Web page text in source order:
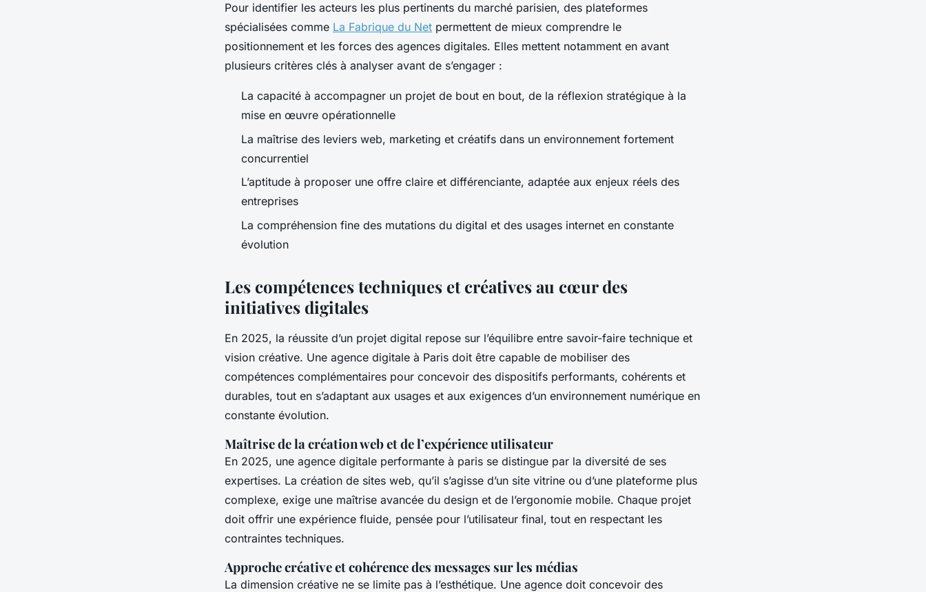
Pour identifier les acteurs les plus pertinents du marché parisien, des plateformes
spécialisées comme La Fabrique du Net permettent de mieux comprendre le
positionnement et les forces des agences digitales. Elles mettent notamment en avant
plusieurs critères clés à analyser avant de s’engager :
La capacité à accompagner un projet de bout en bout, de la réflexion stratégique à la
mise en œuvre opérationnelle
La maîtrise des leviers web, marketing et créatifs dans un environnement fortement
concurrentiel
L’aptitude à proposer une offre claire et différenciante, adaptée aux enjeux réels des
entreprises
La compréhension fine des mutations du digital et des usages internet en constante
évolution
Les compétences techniques et créatives au cœur des
initiatives digitales
En 2025, la réussite d’un projet digital repose sur l’équilibre entre savoir-faire technique et
vision créative. Une agence digitale à Paris doit être capable de mobiliser des
compétences complémentaires pour concevoir des dispositifs performants, cohérents et
durables, tout en s’adaptant aux usages et aux exigences d’un environnement numérique en
constante évolution.
Maîtrise de la création web et de l’expérience utilisateur
En 2025, une agence digitale performante à paris se distingue par la diversité de ses
expertises. La création de sites web, qu’il s’agisse d’un site vitrine ou d’une plateforme plus
complexe, exige une maîtrise avancée du design et de l’ergonomie mobile. Chaque projet
doit offrir une expérience fluide, pensée pour l’utilisateur final, tout en respectant les
contraintes techniques.
Approche créative et cohérence des messages sur les médias
La dimension créative ne se limite pas à l’esthétique. Une agence doit concevoir des